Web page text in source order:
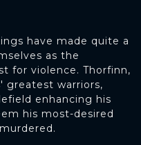
have made quite a
as the
for violence. Thorfinn,
greatest warriors,
enhancing his
his most-desired